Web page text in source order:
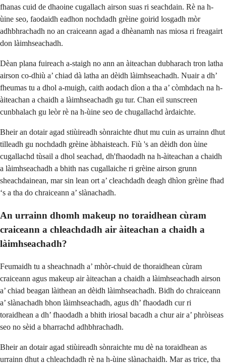
fhanas cuid de dhaoine cugallach airson suas ri seachdain. Rè na h-
ùine seo, faodaidh eadhon nochdadh grèine goirid losgadh mòr
adhbhrachadh no an craiceann agad a dhèanamh nas miosa ri freagairt
don làimhseachadh.
Dèan plana fuireach a-staigh no ann an àiteachan dubharach tron latha
airson co-dhiù a’ chiad dà latha an dèidh làimhseachadh. Nuair a dh’
fheumas tu a dhol a-muigh, caith aodach dìon a tha a’ còmhdach na h-
àiteachan a chaidh a làimhseachadh gu tur. Chan eil sunscreen
cunbhalach gu leòr rè na h-ùine seo de chugallachd àrdaichte.
Bheir an dotair agad stiùireadh sònraichte dhut mu cuin as urrainn dhut
tilleadh gu nochdadh grèine àbhaisteach. Fiù 's an dèidh don ùine
cugallachd tùsail a dhol seachad, dh'fhaodadh na h-àiteachan a chaidh
a làimhseachadh a bhith nas cugallaiche ri grèine airson grunn
sheachdainean, mar sin lean ort a’ cleachdadh deagh dhìon grèine fhad
‘s a tha do chraiceann a’ slànachadh.
An urrainn dhomh makeup no toraidhean cùram
craiceann a chleachdadh air àiteachan a chaidh a
làimhseachadh?
Feumaidh tu a sheachnadh a’ mhòr-chuid de thoraidhean cùram
craiceann agus makeup air àiteachan a chaidh a làimhseachadh airson
a’ chiad beagan làithean an dèidh làimhseachadh. Bidh do chraiceann
a’ slànachadh bhon làimhseachadh, agus dh’ fhaodadh cur ri
toraidhean a dh’ fhaodadh a bhith iriosal bacadh a chur air a’ phròiseas
seo no sèid a bharrachd adhbhrachadh.
Bheir an dotair agad stiùireadh sònraichte mu dè na toraidhean as
urrainn dhut a chleachdadh rè na h-ùine slànachaidh. Mar as trice, tha